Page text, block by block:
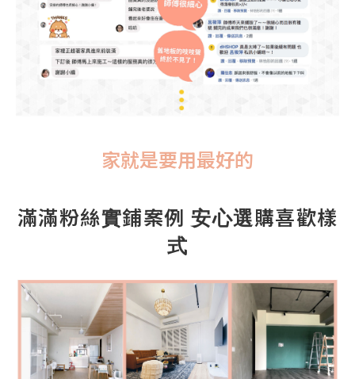
家就是要用最好的
滿滿粉絲實鋪案例 安心選購喜歡樣
式